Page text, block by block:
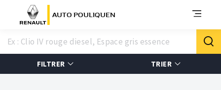
AUTO POULIQUEN
FILTRER TRIER